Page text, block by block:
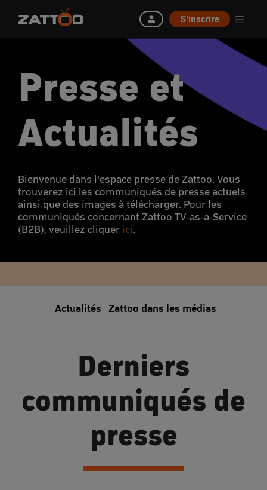
S'inscrire
Presse et
Actualités
Bienvenue dans l'espace presse de Zattoo. Vous
trouverez ici les communiqués de presse actuels
ainsi que des images à télécharger. Pour les
communiqués concernant Zattoo TV-as-a-Service
(B2B), veuillez cliquer ici.
Actualités Zattoo dans les médias
Derniers
communiqués de
presse